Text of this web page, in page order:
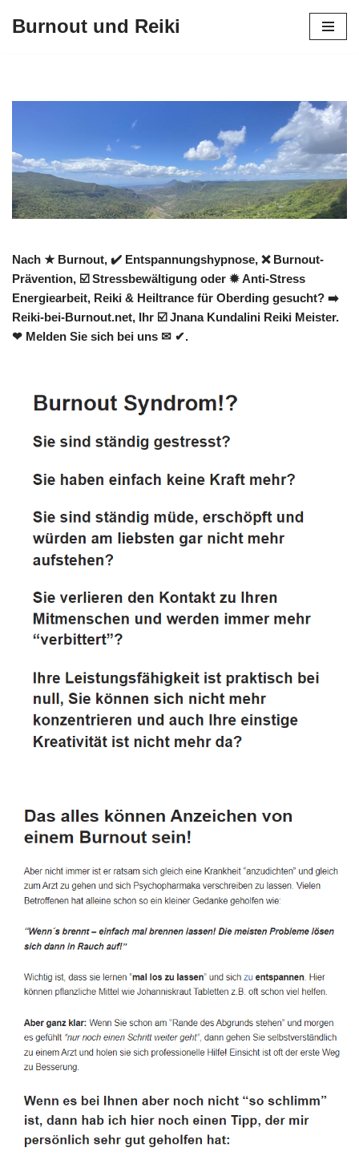
Burnout und Reiki
Nach ★ Burnout, ✔️ Entspannungshypnose, ❌ Burnout-
Prävention, ☑️ Stressbewältigung oder ✹ Anti-Stress
Energiearbeit, Reiki & Heiltrance für Oberding gesucht? ➡️
Reiki-bei-Burnout.net, Ihr ☑️ Jnana Kundalini Reiki Meister.
❤ Melden Sie sich bei uns ✉ ✔.